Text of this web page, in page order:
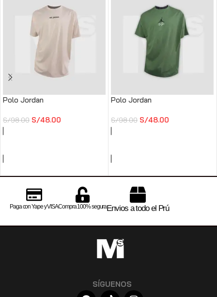
Polo Jordan
S/98.00 S/48.00
Polo Jordan
S/98.00 S/48.00
Paga con Yape y VISACompra 100% seguraEnvios a todo el Prú
SÍGUENOS